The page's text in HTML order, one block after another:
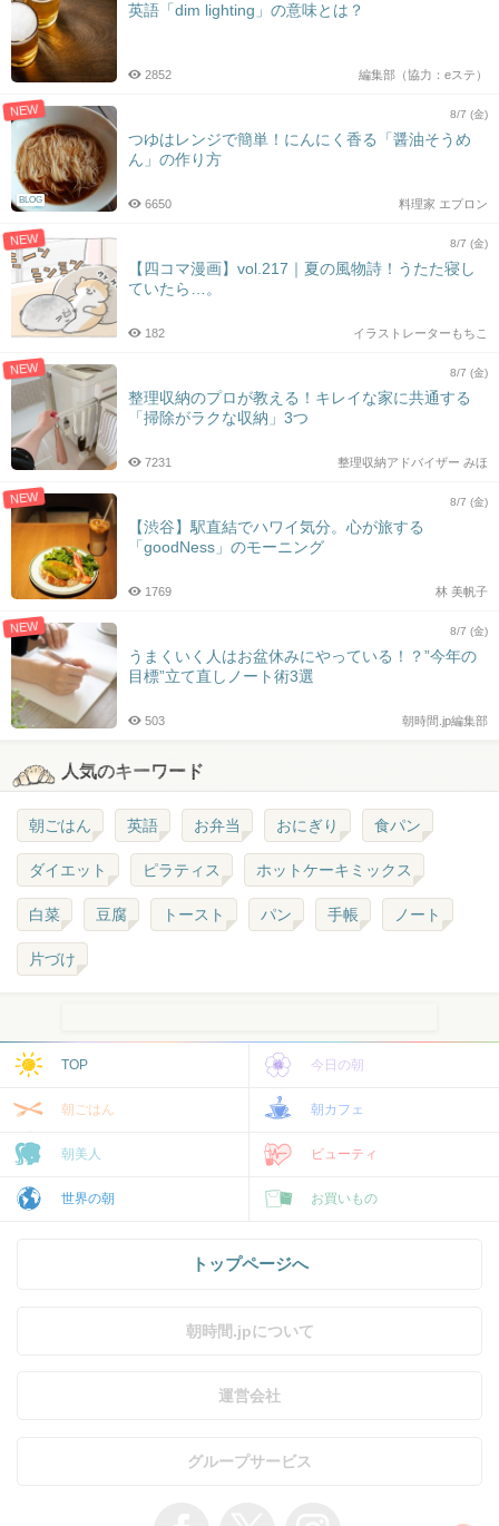
英語「dim lighting」の意味とは？
編集部（協力：eステ）
2852
NEW
BLOG
8/7 (金)
つゆはレンジで簡単！にんにく香る「醤油そうめ
ん」の作り方
料理家 エプロン
6650
NEW 8/7 (金)
【四コマ漫画】vol.217｜夏の風物詩！うたた寝し
ていたら…。
イラストレーターもちこ
182
NEW 8/7 (金)
整理収納のプロが教える！キレイな家に共通する
「掃除がラクな収納」3つ
整理収納アドバイザー みほ
7231
NEW 8/7 (金)
【渋谷】駅直結でハワイ気分。心が旅する
「goodNess」のモーニング
林 美帆子
1769
NEW 8/7 (金)
うまくいく人はお盆休みにやっている！？”今年の
目標”立て直しノート術3選
朝時間.jp編集部
503
人気のキーワード
朝ごはん 英語 お弁当 おにぎり 食パン
ダイエット ピラティス ホットケーキミックス
白菜 豆腐 トースト パン 手帳 ノート
片づけ
TOP 今日の朝
朝ごはん 朝カフェ
朝美人 ビューティ
世界の朝 お買いもの
トップページへ
朝時間.jpについて
運営会社
グループサービス